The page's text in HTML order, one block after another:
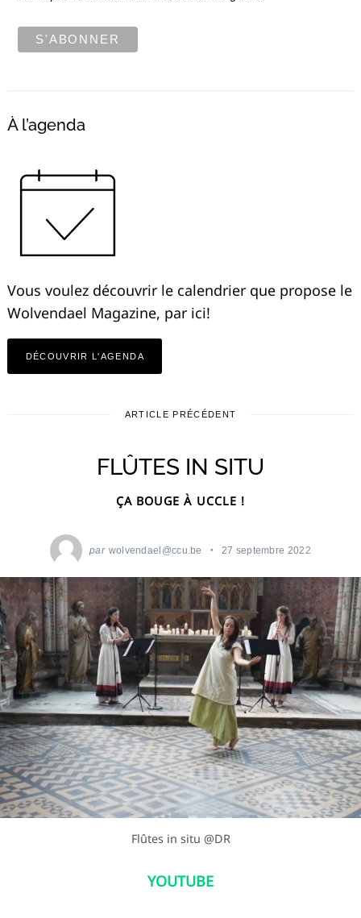
À l’agenda
Vous voulez découvrir le calendrier que propose le
Wolvendael Magazine, par ici!
DÉCOUVRIR L'AGENDA
ARTICLE PRÉCÉDENT
FLÛTES IN SITU
ÇA BOUGE À UCCLE !
par wolvendael@ccu.be 27 septembre 2022
Flûtes in situ @DR
YOUTUBE